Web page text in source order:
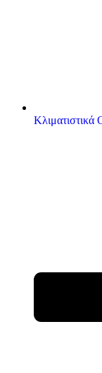
Κλιματιστικά